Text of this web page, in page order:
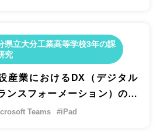
県立大分工業高等学校3年の課
究
産業におけるDX（デジタル
ンスフォーメーション）の現
私たちの考える未来の建設産
Teams #iPad